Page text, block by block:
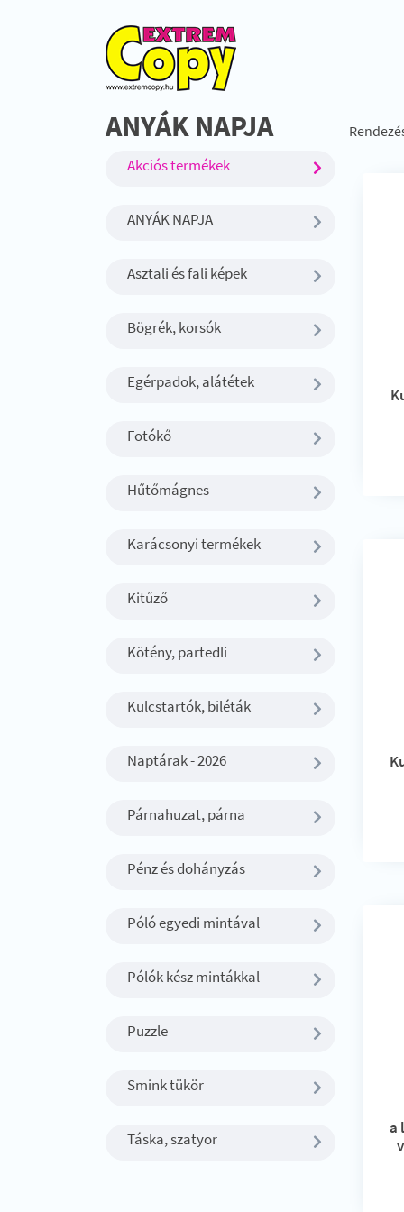
ANYÁK NAPJA
Akciós termékek
ANYÁK NAPJA
Asztali és fali képek
Bögrék, korsók
Egérpadok, alátétek
Fotókő
Hűtőmágnes
Karácsonyi termékek
Kitűző
Kötény, partedli
Kulcstartók, biléták
Naptárak - 2026
Párnahuzat, párna
Pénz és dohányzás
Póló egyedi mintával
Pólók kész mintákkal
Puzzle
Smink tükör
Táska, szatyor
a